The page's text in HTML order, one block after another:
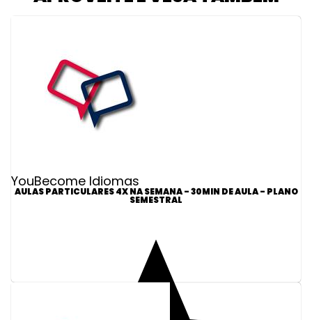
YouBecome Idiomas
AULAS PARTICULARES 4X NA SEMANA - 30MIN DE AULA - PLANO
SEMESTRAL